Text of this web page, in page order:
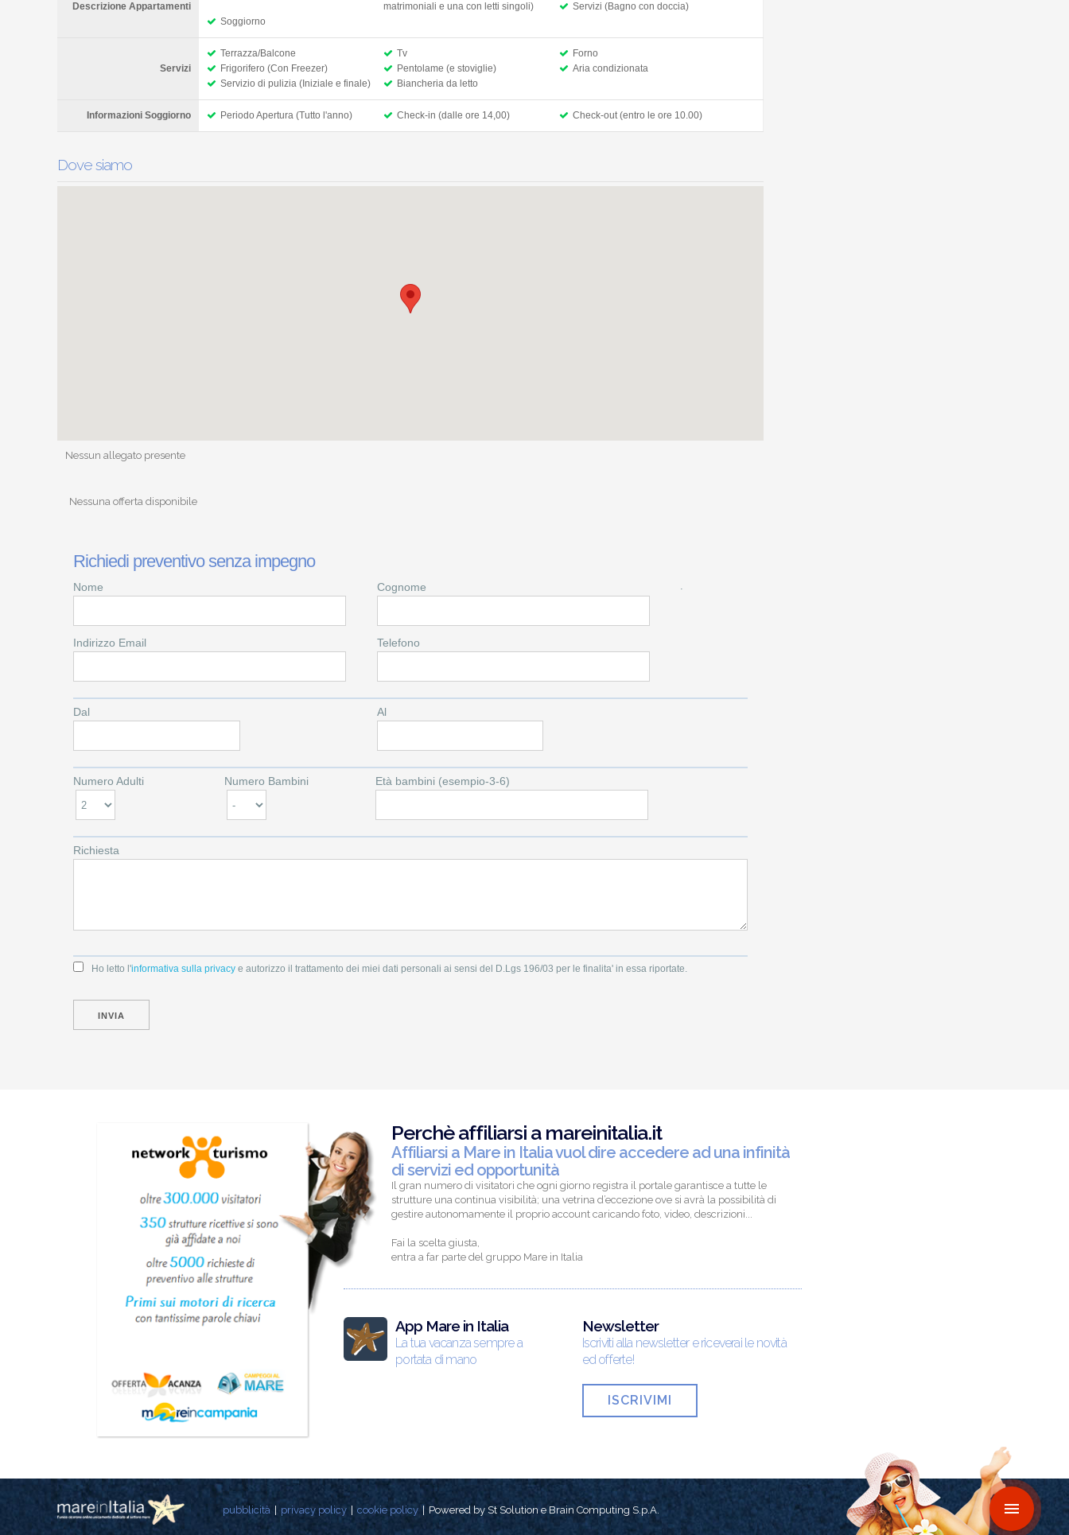
Descrizione Appartamenti
matrimoniali e una con letti singoli)
Servizi (Bagno con doccia)
Soggiorno
Servizi
Terrazza/Balcone Tv
Forno
Frigorifero (Con Freezer)
Pentolame (e stoviglie)
Aria condizionata
Servizio di pulizia (Iniziale e finale)
Biancheria da letto
Informazioni Soggiorno Periodo Apertura (Tutto l'anno) Check-in (dalle ore 14,00) Check-out (entro le ore 10.00)
Dove siamo
Nessun allegato presente
Nessuna offerta disponibile
Richiedi preventivo senza impegno
.
Nome Cognome
Indirizzo Email Telefono
Dal Al
Numero Adulti Numero Bambini Età bambini (esempio-3-6)
Richiesta
Ho letto l'informativa sulla privacy e autorizzo il trattamento dei miei dati personali ai sensi del D.Lgs 196/03 per le finalita' in essa riportate.
Perchè affiliarsi a mareinitalia.it
Affiliarsi a Mare in Italia vuol dire accedere ad una infinità
di servizi ed opportunità
Il gran numero di visitatori che ogni giorno registra il portale garantisce a tutte le
strutture una continua visibilità; una vetrina d’eccezione ove si avrà la possibilità di
gestire autonomamente il proprio account caricando foto, video, descrizioni...
Fai la scelta giusta,
entra a far parte del gruppo Mare in Italia
App Mare in Italia
La tua vacanza sempre a
portata di mano
Newsletter
Iscriviti alla newsletter e riceverai le novità
ed offerte!
ISCRIVIMI
pubblicità privacy policy cookie policy Powered by St Solution e Brain Computing S.p.A. menu